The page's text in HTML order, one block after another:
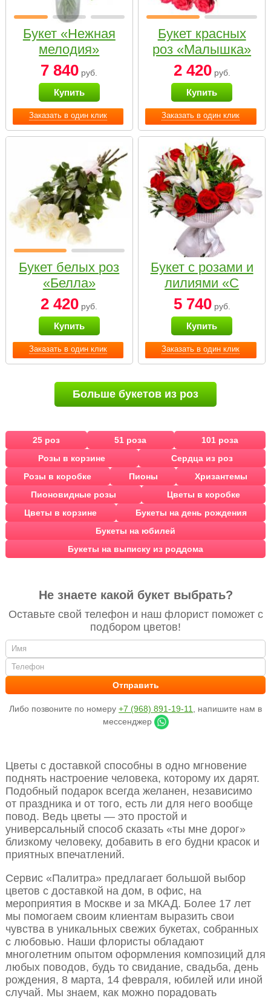
Заказать в один клик
Букет «Нежная
мелодия»
7 840 руб.
Купить
Заказать в один клик
Букет красных
роз «Малышка»
2 420руб.
Купить
Заказать в один клик
Букет белых роз
«Белла»
2 420 руб.
Купить
Заказать в один клик
Букет с розами и
лилиями «С
наилучшими
пожеланиями»
5 740руб.
Купить
Больше букетов из роз
25 роз 51 роза
101 роза
Розы в корзине
Сердца из роз
Розы в коробке
Пионы
Хризантемы
Пионовидные розы
Цветы в коробке
Цветы в корзине
Букеты на день рождения
Букеты на юбилей
Букеты на выписку из роддома
Не знаете какой букет выбрать?
Оставьте свой телефон и наш флорист поможет с
подбором цветов!
Либо позвоните по номеру +7 (968) 891-19-11
, напишите нам в
мессенджер
Цветы с доставкой способны в одно мгновение
поднять настроение человека, которому их дарят.
Подобный подарок всегда желанен, независимо
от праздника и от того, есть ли для него вообще
повод. Ведь цветы — это простой и
универсальный способ сказать «ты мне дорог»
близкому человеку, добавить в его будни красок и
приятных впечатлений.
Сервис «Палитра» предлагает большой выбор
цветов с доставкой на дом, в офис, на
мероприятия в Москве и за МКАД. Более 17 лет
мы помогаем своим клиентам выразить свои
чувства в уникальных свежих букетах, собранных
с любовью. Наши флористы обладают
многолетним опытом оформления композиций для
любых поводов, будь то свидание, свадьба, день
рождения, 8 марта, 14 февраля, юбилей или иной
случай. Мы знаем, как можно порадовать